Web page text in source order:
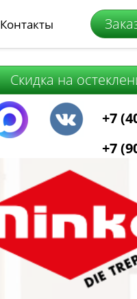
Контакты
Скидка на
+7
+7